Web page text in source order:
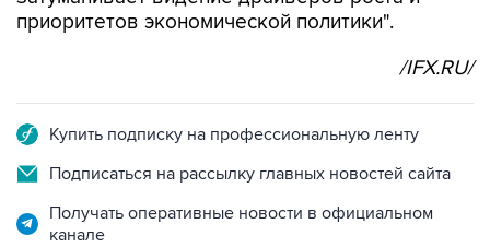
приоритетов экономической политики".
/IFX.RU/
Купить подписку на профессиональную ленту
Подписаться на рассылку главных новостей сайта
Получать оперативные новости в официальном
канале